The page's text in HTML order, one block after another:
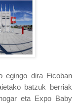
egingo dira Ficoban
batzuk berriak
eta Expo Baby